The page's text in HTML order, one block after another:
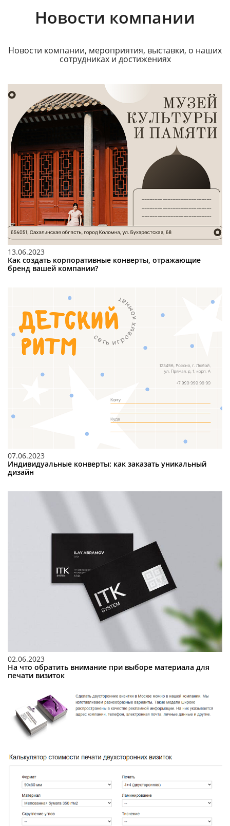
Новости компании
Новости компании, мероприятия, выставки, о наших
сотрудниках и достижениях
13.06.2023
Как создать корпоративные конверты, отражающие
бренд вашей компании?
07.06.2023
Индивидуальные конверты: как заказать уникальный
дизайн
02.06.2023
На что обратить внимание при выборе материала для
печати визиток